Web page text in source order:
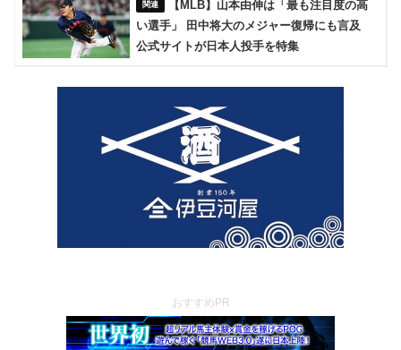
【MLB】山本由伸は「最も注目度の高
い選手」 田中将大のメジャー復帰にも言及
公式サイトが日本人投手を特集
おすすめPR